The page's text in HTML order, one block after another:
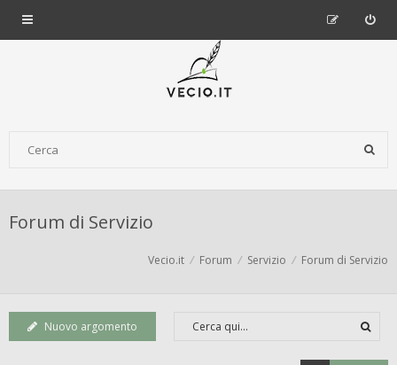
Forum di Servizio
Vecio.it Forum Servizio Forum di Servizio
Nuovo argomento